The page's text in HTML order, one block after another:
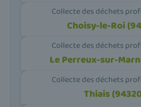
Collecte des déchets
Choisy-le-Roi
Collecte des déchets
Le Perreux-sur-
Collecte des déchets
Thiais